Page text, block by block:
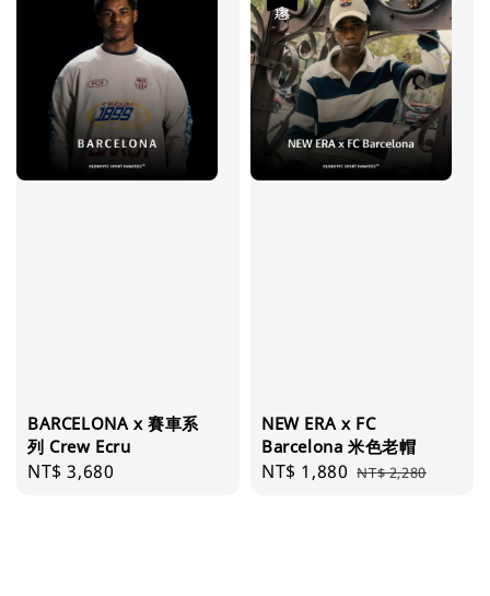
BARCELONA x 賽車系
列 Crew Ecru
Regular
NT$ 3,680
NEW ERA x FC
Barcelona 米色老帽
Sale
NT$ 1,880 Regular
NT$ 2,280